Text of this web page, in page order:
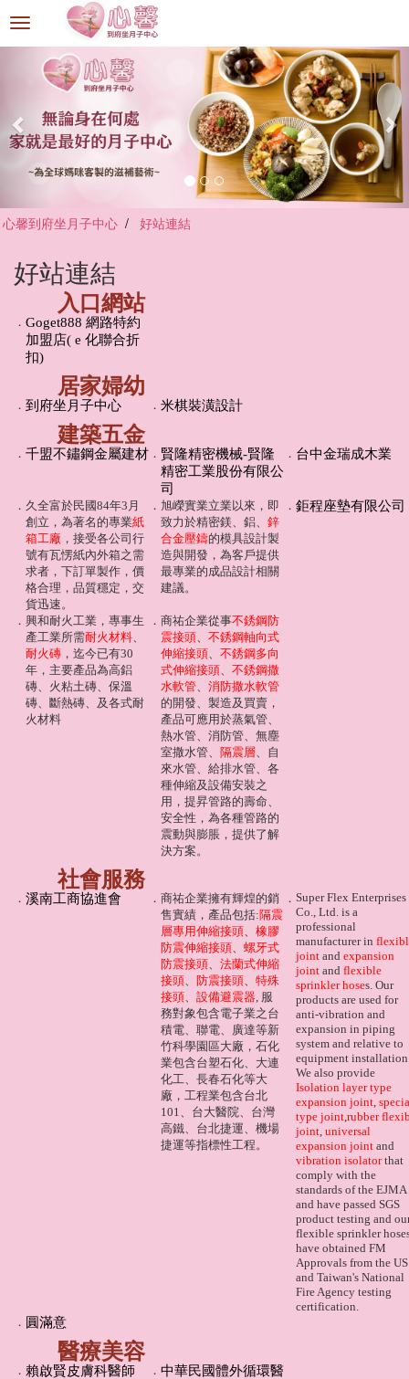
選
單
心馨到府坐月子中心 好站連結
好站連結
入口網站
． Goget888 網路特約
加盟店( e 化聯合折
扣)
居家婦幼
． 到府坐月子中心 ． 米棋裝潢設計
建築五金
． 千盟不鏽鋼金屬建材 ． 賢隆精密機械-賢隆
精密工業股份有限公
司
． 台中金瑞成木業
． 久全富於民國84年3月
創立，為著名的專業紙
箱工廠 ，接受各公司行
號有瓦愣紙內外箱之需
求者，下訂單製作，價
格合理，品質穩定，交
貨迅速。
． 旭嶸實業立業以來，即
致力於精密鎂、鋁、 鋅
合金壓鑄的模具設計製
造與開發，為客戶提供
最專業的成品設計相關
建議。
． 鉅程座墊有限公司
． 興和耐火工業，專事生
產工業所需耐火材料
耐火磚 ，迄今已有30
年，主要產品為高鋁
磚、火粘土磚、保溫
磚、斷熱磚、及各式耐
火材料
． 商祐企業從事不銹鋼防
震接頭
不銹鋼軸向式
伸縮接頭
不銹鋼多向
式伸縮接頭
不銹鋼撒
水軟管
消防撒水軟管
的開發、製造及買賣，
產品可應用於蒸氣管、
熱水管、消防管、無塵
室撒水管、 隔震層 、自
來水管、給排水管、各
種伸縮及設備安裝之
用，提昇管路的壽命、
安全性，為各種管路的
震動與膨脹，提供了解
決方案。
社會服務
． 溪南工商協進會 ． 商祐企業擁有輝煌的銷
售實績，產品包括:隔震
層專用伸縮接頭
橡膠
防震伸縮接頭
螺牙式
防震接頭
法蘭式伸縮
接頭
防震接頭
特殊
接頭
設備避震器 , 服
務對象包含電子業之台
積電、聯電、廣達等新
竹科學園區大廠，石化
業包含台塑石化、大連
化工、長春石化等大
廠，工程業包含台北
101、台大醫院、台灣
高鐵、台北捷運、機場
捷運等指標性工程。
． Super Flex Enterprises
Co., Ltd. is a
professional
manufacturer in
joint and expansion
joint and flexible
sprinkler hoses. Our
products are used for
anti-vibration and
expansion in piping
system and relative to
equipment
We also provide
Isolation layer type
expansion joint
type joint rubber
joint universal
expansion joint and
vibration isolatorthat
comply with the
standards of the EJMA
and have passed SGS
product testing and
flexible sprinkler
have obtained FM
Approvals from the US
and Taiwan's National
Fire Agency testing
certification.
． 圓滿意
醫療美容
． 賴啟賢皮膚科醫師 ． 中華民國體外循環醫